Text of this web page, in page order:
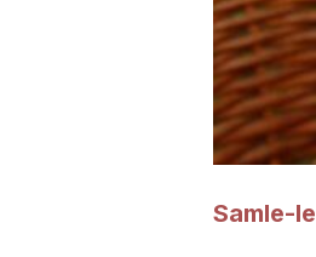
Samle-